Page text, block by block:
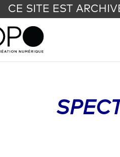
CE SITE EST